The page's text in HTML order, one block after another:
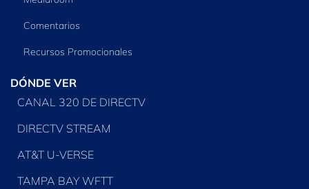
Comentarios
Recursos Promocionales
DÓNDE VER
CANAL 320 DE DIRECTV
DIRECTV STREAM
AT&T U-VERSE
TAMPA BAY WFTT